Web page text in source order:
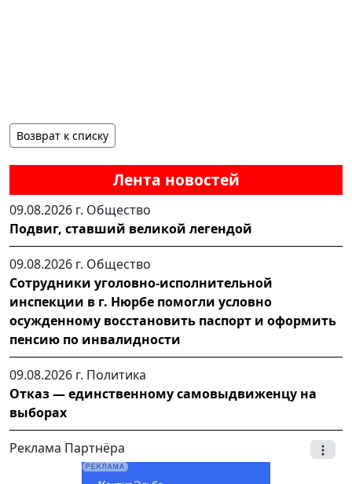
Лента новостей
09.08.2026 г. Общество
Подвиг, ставший великой легендой
09.08.2026 г. Общество
Сотрудники уголовно-исполнительной
инспекции в г. Нюрбе помогли условно
осужденному восстановить паспорт и оформить
пенсию по инвалидности
09.08.2026 г. Политика
Отказ — единственному самовыдвиженцу на
выборах
Реклама Партнёра
Возврат к списку